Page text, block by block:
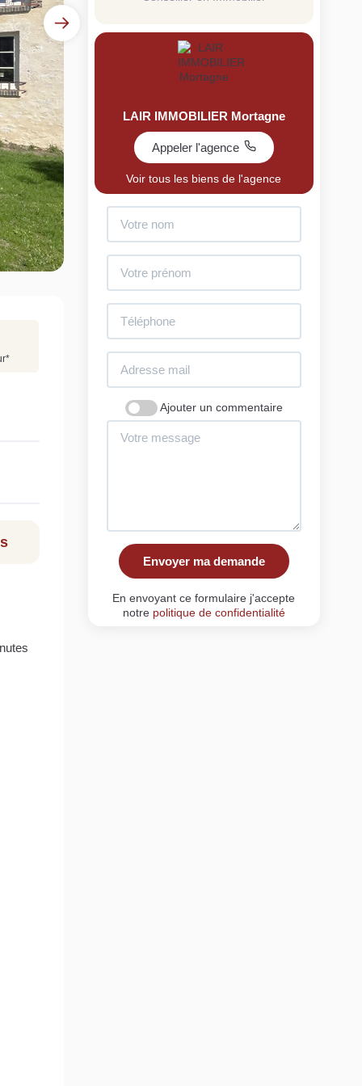
votre bien en ligne.
et gratuit, recevez votre estimation en
clics.
mon bien maintenant
*
LAIR IMMOBILIER Mortagne
Appeler l'agence
Voir tous les biens de l'agence
Ajouter un commentaire
Envoyer ma demande
En envoyant ce formulaire j'accepte
notre politique de confidentialité